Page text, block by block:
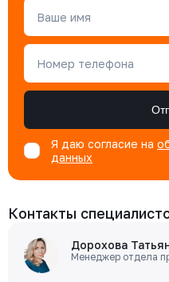
Ваше имя
Номер телефона
Я даю согласие на
данных
Контакты
Дорохова
Менеджер отдела